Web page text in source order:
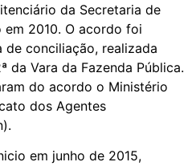
da Secretaria de
em 2010. O acordo foi
de conciliação, realizada
da Vara da Fazenda Pública.
do acordo o Ministério
dos Agentes
em junho de 2015,